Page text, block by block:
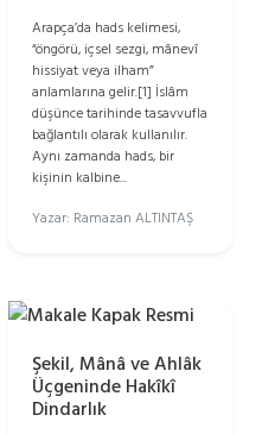
Arapça’da hads kelimesi,
“öngörü, içsel sezgi, mânevî
hissiyat veya ilham”
anlamlarına gelir.[1] İslâm
düşünce tarihinde tasavvufla
bağlantılı olarak kullanılır.
Aynı zamanda hads, bir
kişinin kalbine...
Yazar: Ramazan ALTINTAŞ
Şekil, Mânâ ve Ahlâk
Üçgeninde Hakîkî
Dindarlık